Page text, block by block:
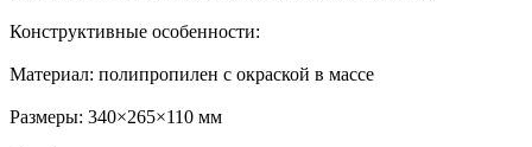
Конструктивные особенности:
Материал: полипропилен с окраской в массе
Размеры: 340×265×110 мм